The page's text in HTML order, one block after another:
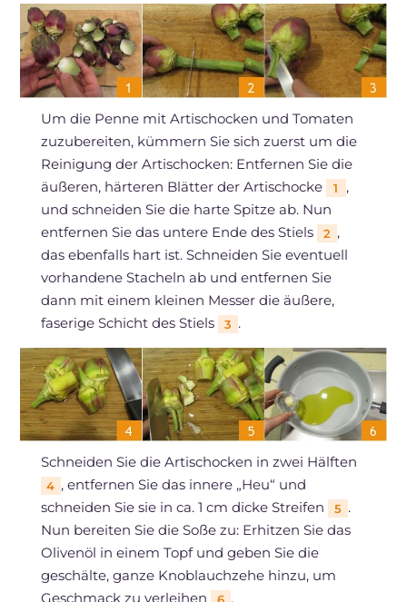
Um die Penne mit Artischocken und Tomaten
zuzubereiten, kümmern Sie sich zuerst um die
Reinigung der Artischocken: Entfernen Sie die
äußeren, härteren Blätter der Artischocke
1
,
und schneiden Sie die harte Spitze ab. Nun
entfernen Sie das untere Ende des Stiels
2 ,
das ebenfalls hart ist. Schneiden Sie eventuell
vorhandene Stacheln ab und entfernen Sie
dann mit einem kleinen Messer die äußere,
faserige Schicht des Stiels
3 .
Schneiden Sie die Artischocken in zwei Hälften
4 , entfernen Sie das innere „Heu“ und
schneiden Sie sie in ca. 1 cm dicke Streifen
5 .
Nun bereiten Sie die Soße zu: Erhitzen Sie das
Olivenöl in einem Topf und geben Sie die
geschälte, ganze Knoblauchzehe hinzu, um
Geschmack zu verleihen
.